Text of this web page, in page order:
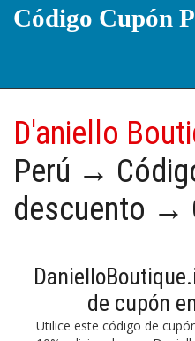
Código Cupón
D'aniello
Perú →
descuento →
de cupón
Utilice este código de